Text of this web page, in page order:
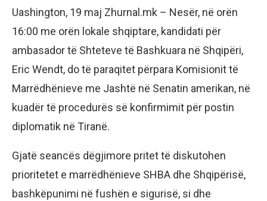
Uashington, 19 maj Zhurnal.mk – Nesër, në orën
16:00 me orën lokale shqiptare, kandidati për
ambasador të Shteteve të Bashkuara në Shqipëri,
Eric Wendt, do të paraqitet përpara Komisionit të
Marrëdhënieve me Jashtë në Senatin amerikan, në
kuadër të procedurës së konfirmimit për postin
diplomatik në Tiranë.
Gjatë seancës dëgjimore pritet të diskutohen
prioritetet e marrëdhënieve SHBA dhe Shqipërisë,
bashkëpunimi në fushën e sigurisë, si dhe